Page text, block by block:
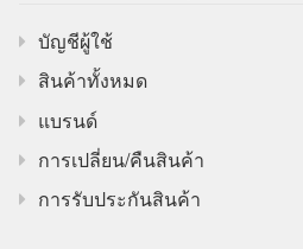
บัญชีผู้ใช้
สินค้าทั้งหมด
แบรนด์
การเปลี่ยน/คืนสินค้า
การรับประกันสินค้า